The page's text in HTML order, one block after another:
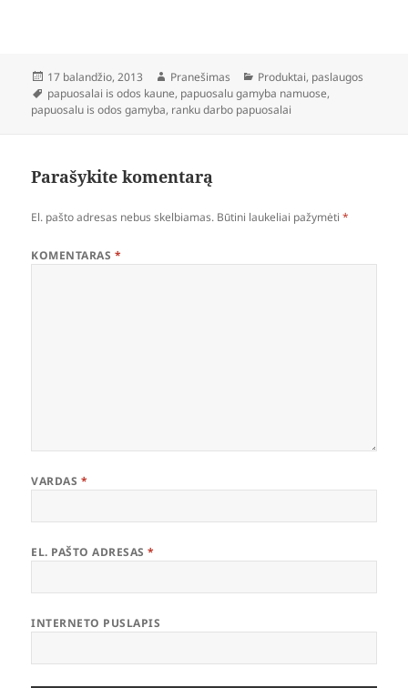
Paskelbta
17 balandžio, 2013 Autorius
Pranešimas Kategorijos
Produktai, paslaugos
Žymos
papuosalai is odos kaune, papuosalu gamyba namuose,
papuosalu is odos gamyba, ranku darbo papuosalai
Parašykite komentarą
El. pašto adresas nebus skelbiamas. Būtini laukeliai pažymėti*
KOMENTARAS *
VARDAS *
EL. PAŠTO ADRESAS*
INTERNETO PUSLAPIS